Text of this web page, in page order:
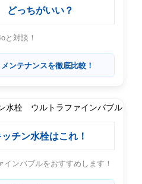
どっちがいい？
と対談！
ンテナンスを徹底比較！
チン水栓はこれ！
ンバブルをおすすめします！